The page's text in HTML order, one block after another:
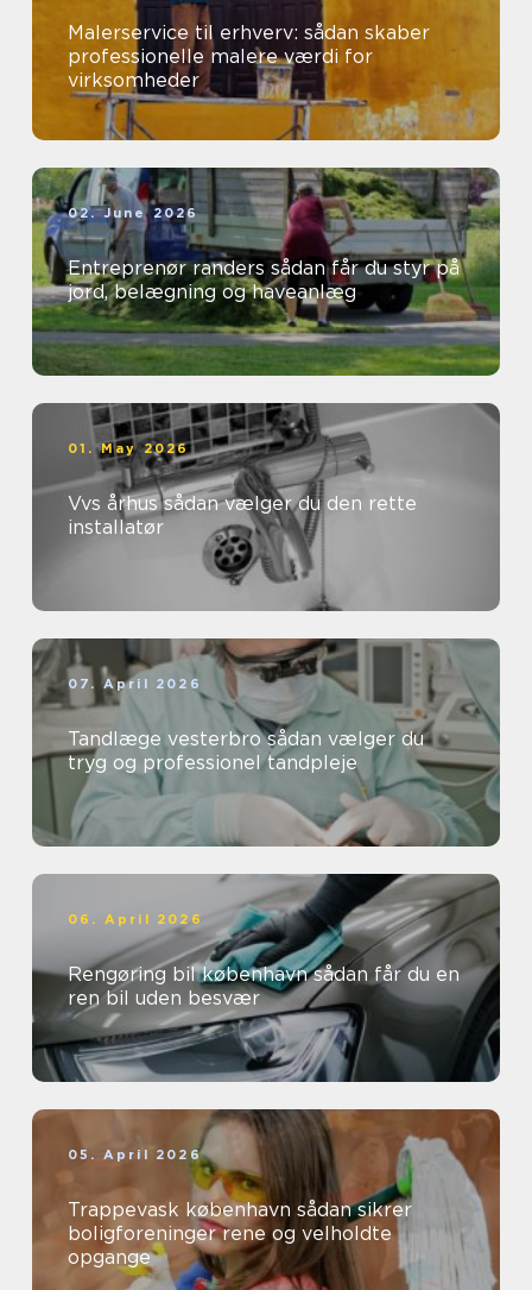
Malerservice til erhverv: sådan skaber
professionelle malere værdi for
virksomheder
02. June 2026
Entreprenør randers sådan får du styr på
jord, belægning og haveanlæg
01. May 2026
Vvs århus sådan vælger du den rette
installatør
07. April 2026
Tandlæge vesterbro sådan vælger du
tryg og professionel tandpleje
06. April 2026
Rengøring bil københavn sådan får du en
ren bil uden besvær
05. April 2026
Trappevask københavn sådan sikrer
boligforeninger rene og velholdte
opgange